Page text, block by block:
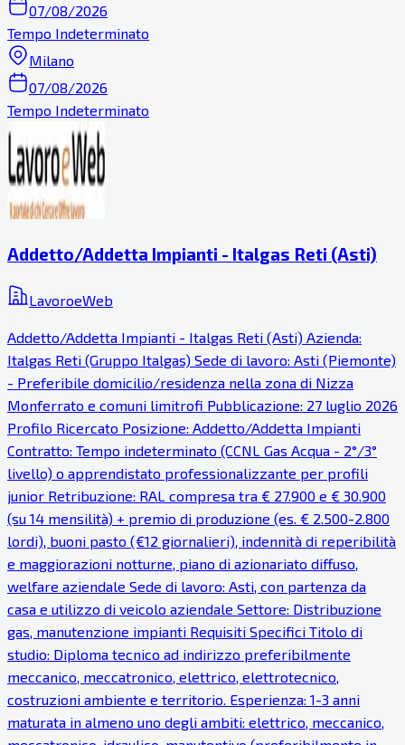
07/08/2026
Tempo Indeterminato
Milano
07/08/2026
Tempo Indeterminato
Addetto/Addetta Impianti - Italgas Reti (Asti)
LavoroeWeb
Addetto/Addetta Impianti - Italgas Reti (Asti) Azienda:
Italgas Reti (Gruppo Italgas) Sede di lavoro: Asti (Piemonte)
- Preferibile domicilio/residenza nella zona di Nizza
Monferrato e comuni limitrofi Pubblicazione: 27 luglio 2026
Profilo Ricercato Posizione: Addetto/Addetta Impianti
Contratto: Tempo indeterminato (CCNL Gas Acqua - 2°/3°
livello) o apprendistato professionalizzante per profili
junior Retribuzione: RAL compresa tra € 27.900 e € 30.900
(su 14 mensilità) + premio di produzione (es. € 2.500-2.800
lordi), buoni pasto (€12 giornalieri), indennità di reperibilità
e maggiorazioni notturne, piano di azionariato diffuso,
welfare aziendale Sede di lavoro: Asti, con partenza da
casa e utilizzo di veicolo aziendale Settore: Distribuzione
gas, manutenzione impianti Requisiti Specifici Titolo di
studio: Diploma tecnico ad indirizzo preferibilmente
meccanico, meccatronico, elettrico, elettrotecnico,
costruzioni ambiente e territorio. Esperienza: 1-3 anni
maturata in almeno uno degli ambiti: elettrico, meccanico,